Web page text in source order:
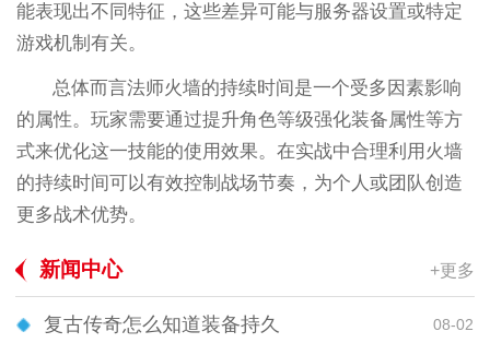
能表现出不同特征，这些差异可能与服务器设置或特定
游戏机制有关。
总体而言法师火墙的持续时间是一个受多因素影响
的属性。玩家需要通过提升角色等级强化装备属性等方
式来优化这一技能的使用效果。在实战中合理利用火墙
的持续时间可以有效控制战场节奏，为个人或团队创造
更多战术优势。
新闻中心 +更多
复古传奇怎么知道装备持久 08-02